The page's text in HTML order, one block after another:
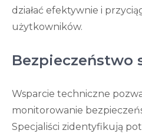
działać efektywnie i
użytkowników.
Bezpieczeństwo
Wsparcie techniczne
monitorowanie
Specjaliści zidentyfikują